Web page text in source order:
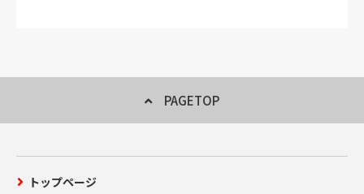
PAGETOP
トップページ